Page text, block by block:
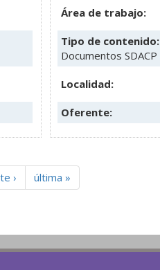
Área de trabajo:
Tipo de contenido:
Documentos SDACP
Localidad:
Oferente:
› última »